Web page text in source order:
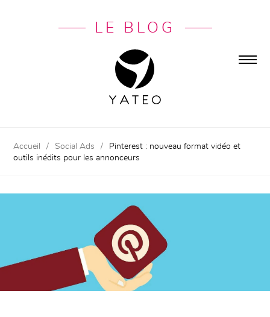
LE BLOG
Accueil / Social Ads /
Pinterest : nouveau format vidéo et
outils inédits pour les annonceurs